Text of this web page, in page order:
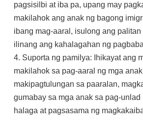
pagsisilbi at iba pa, upang may
makilahok ang anak ng bagong
ibang mag-aaral, isulong ang palitan
ilinang ang kahalagahan ng
4. Suporta ng pamilya: Ihikayat ang
makilahok sa pag-aaral ng mga
makipagtulungan sa paaralan,
gumabay sa mga anak sa pag-
halaga at pagsasama ng